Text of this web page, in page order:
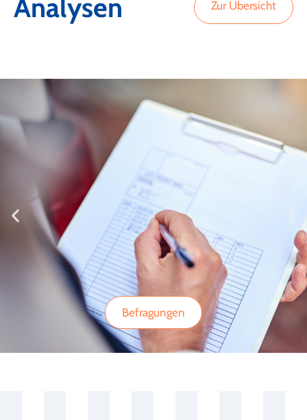
Analysen
Zur Übersicht
Befragungen